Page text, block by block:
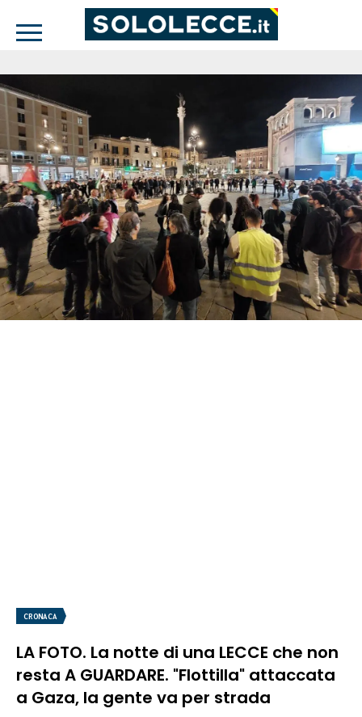
CRONACA
LA FOTO. La notte di una LECCE che non
resta A GUARDARE. "Flottilla" attaccata
a Gaza, la gente va per strada